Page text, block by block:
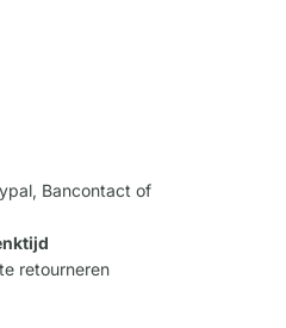
Bancontact of
retourneren